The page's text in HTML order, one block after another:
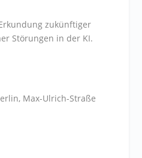
zukünftiger
Störungen in der KI.‍
Max-Ulrich-Straße